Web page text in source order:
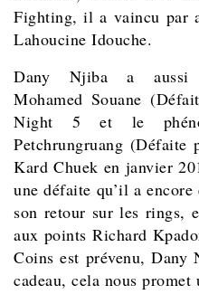
Fighting, il a vaincu par
Lahoucine Idouche.
Dany Njiba
a aussi
Mohamed Souane
Night 5 et le
Petchrungruang
Kard Chuek en janvier
une défaite qu’il a
son retour sur les rings,
aux points Richard
Coins est prévenu,
cadeau, cela nous